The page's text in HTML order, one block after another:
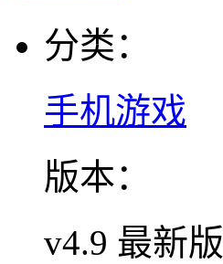
分类：
手机游戏
版本：
v4.9 最新版